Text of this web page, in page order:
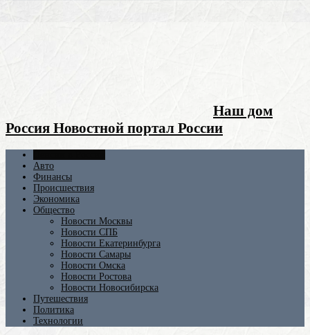
Наш дом
Россия Новостной портал России
Авто
Финансы
Происшествия
Экономика
Общество
Новости Москвы
Новости СПБ
Новости Екатеринбурга
Новости Самары
Новости Омска
Новости Ростова
Новости Новосибирска
Путешествия
Политика
Технологии